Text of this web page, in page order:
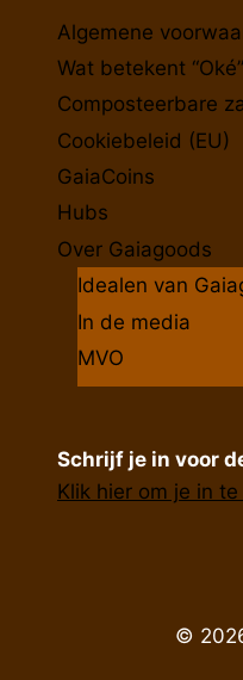
Algemene
Wat betekent
Composteerbare
Cookiebeleid (EU)
GaiaCoins
Hubs
Over Gaiagoods
Idealen van
In de media
MVO
Schrijf je in voor
Klik hier om je in
©